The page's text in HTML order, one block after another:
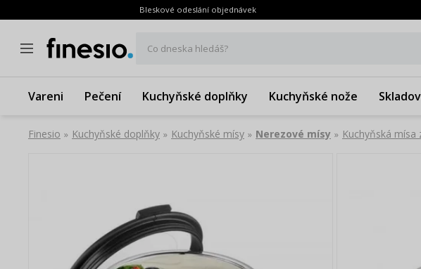
Bleskové odeslání objednávek
Co dneska hledáš?
Vareni Pečení Kuchyňské doplňky Kuchyňské nože
Finesio » Kuchyňské doplňky » Kuchyňské mísy » Nerezové mísy » Kuchyňská mísa